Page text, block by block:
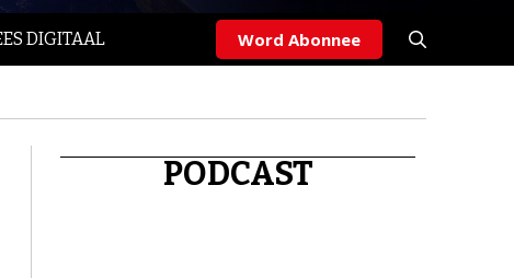
DIGITAAL Word Abonnee
PODCAST